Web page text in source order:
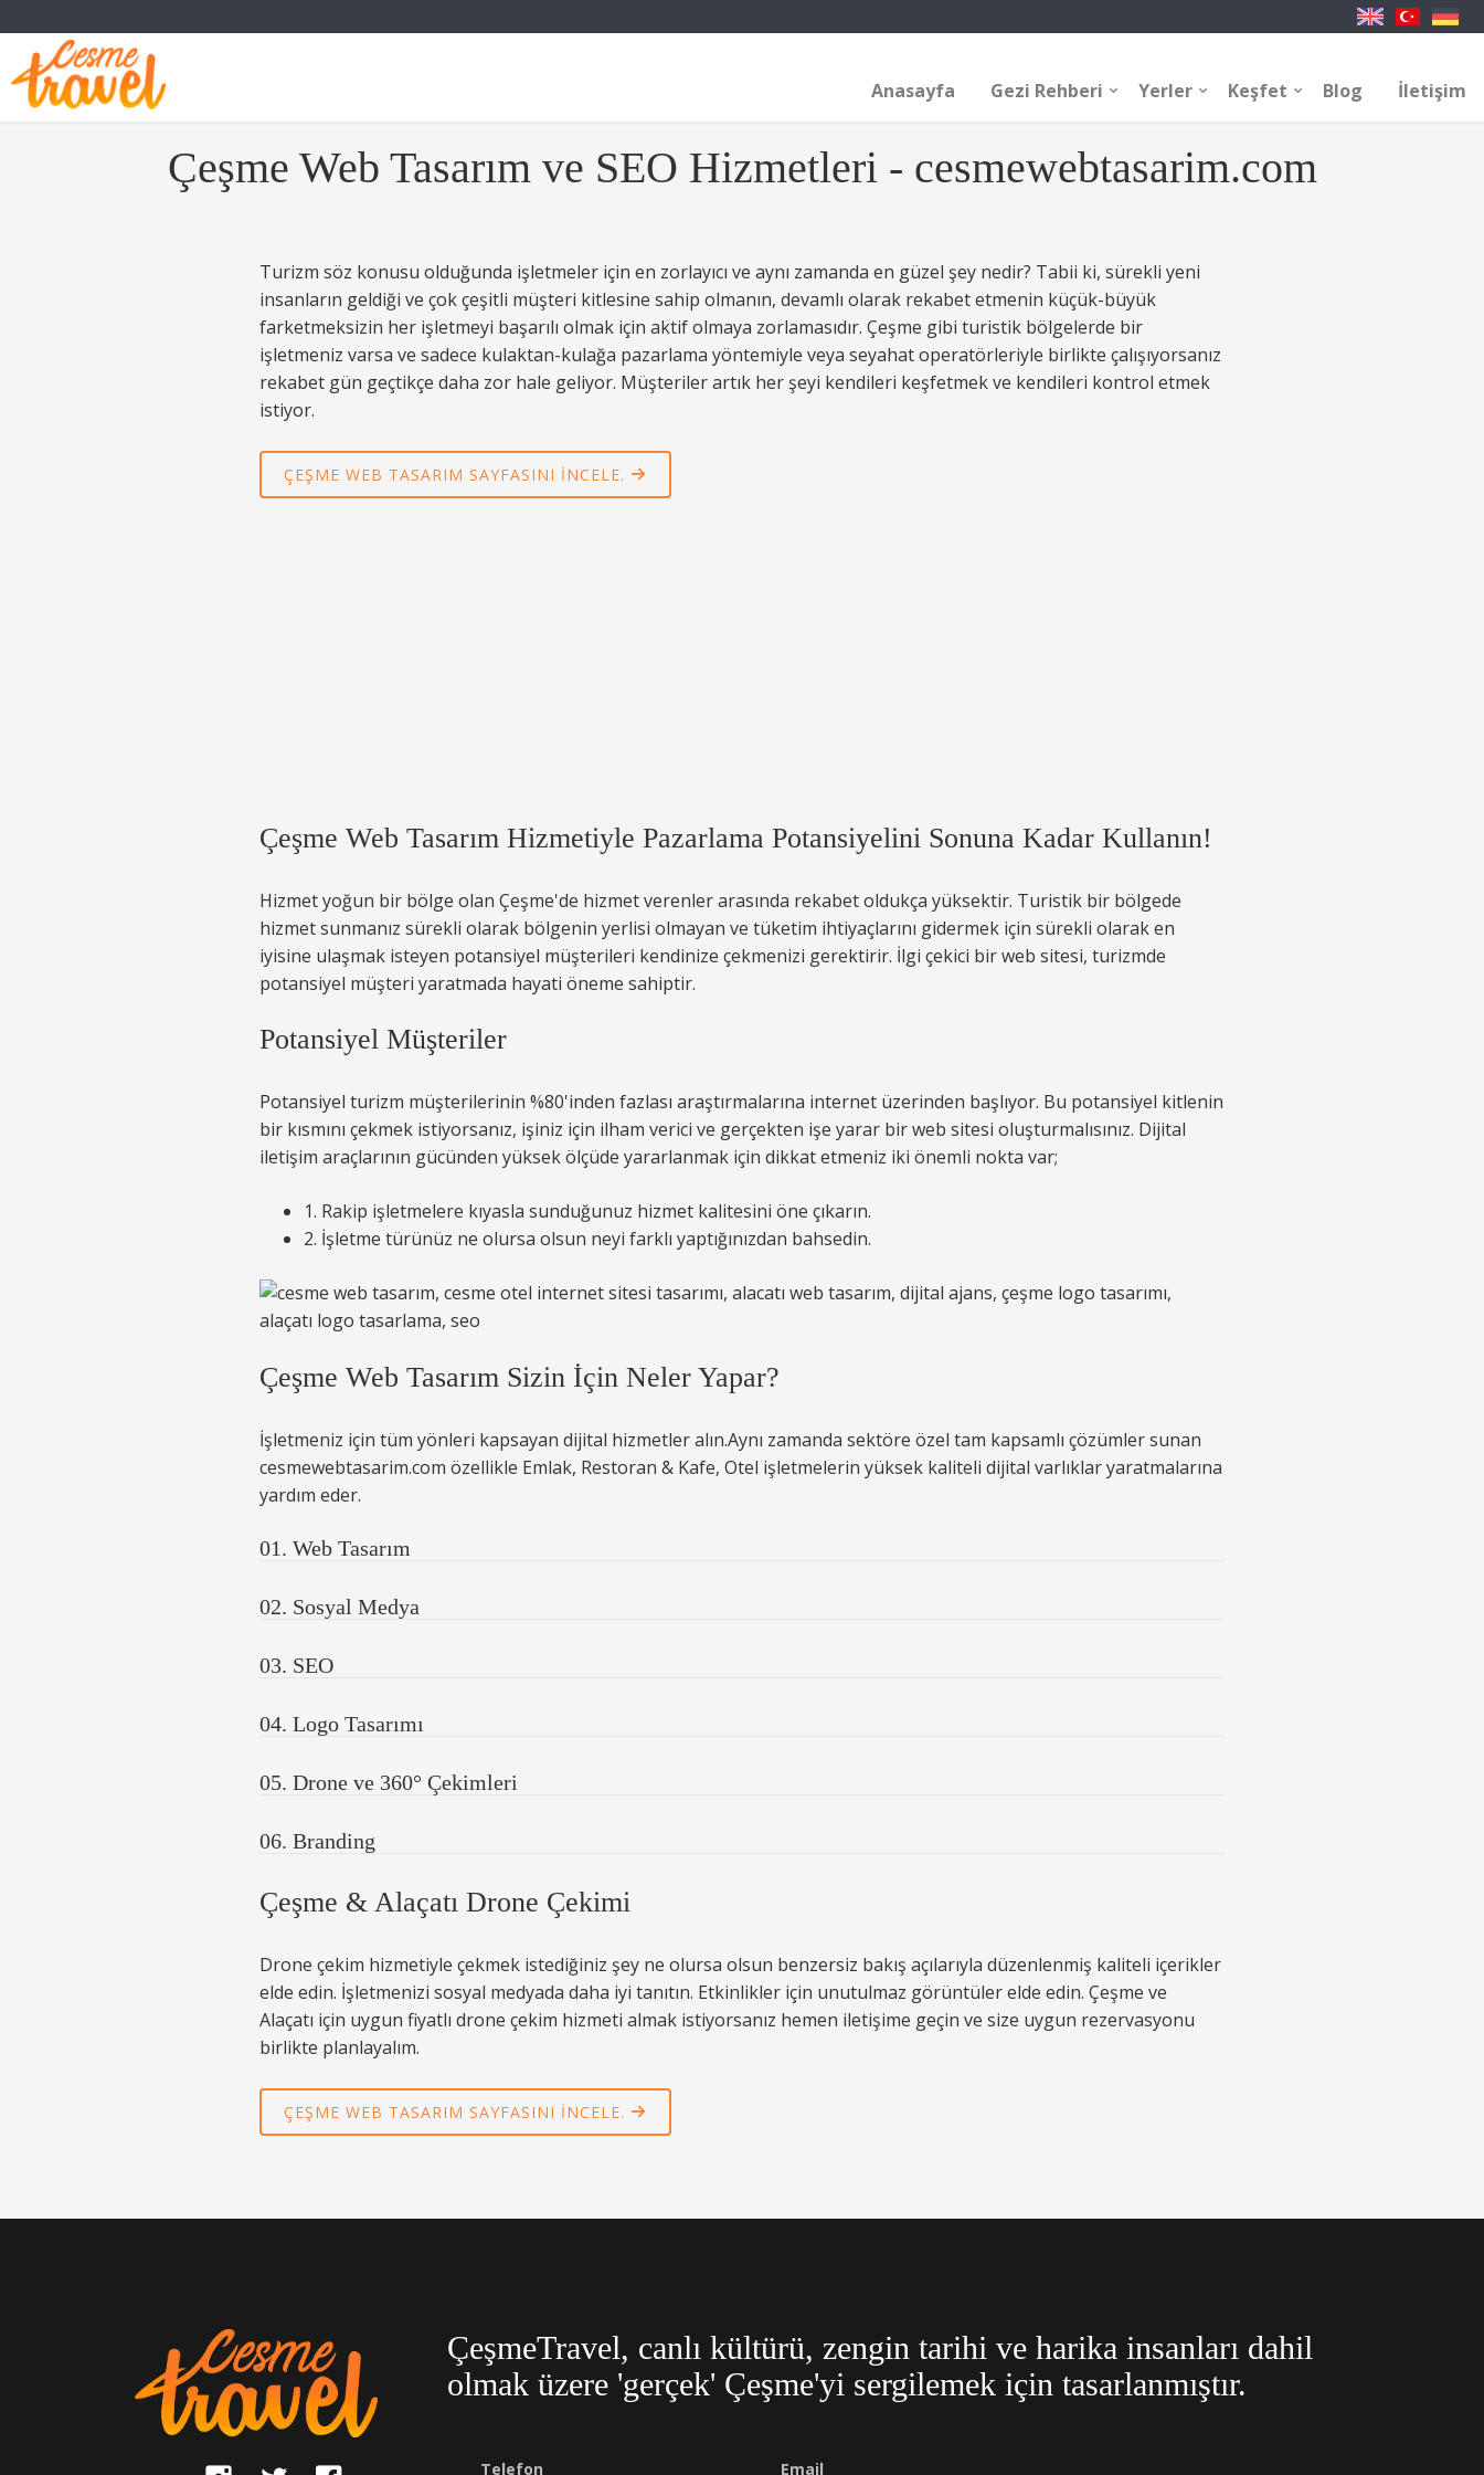
Anasayfa Gezi Rehberi Yerler Keşfet Blog İletişim
Çeşme Web Tasarım ve SEO Hizmetleri - cesmewebtasarim.com
Turizm söz konusu olduğunda işletmeler için en zorlayıcı ve aynı zamanda en güzel şey nedir? Tabii ki, sürekli yeni
insanların geldiği ve çok çeşitli müşteri kitlesine sahip olmanın, devamlı olarak rekabet etmenin küçük-büyük
farketmeksizin her işletmeyi başarılı olmak için aktif olmaya zorlamasıdır. Çeşme gibi turistik bölgelerde bir
işletmeniz varsa ve sadece kulaktan-kulağa pazarlama yöntemiyle veya seyahat operatörleriyle birlikte çalışıyorsanız
rekabet gün geçtikçe daha zor hale geliyor. Müşteriler artık her şeyi kendileri keşfetmek ve kendileri kontrol etmek
istiyor.
ÇEŞME WEB TASARIM SAYFASINI INCELE.
Çeşme Web Tasarım Hizmetiyle Pazarlama Potansiyelini Sonuna Kadar Kullanın!
Hizmet yoğun bir bölge olan Çeşme'de hizmet verenler arasında rekabet oldukça yüksektir. Turistik bir bölgede
hizmet sunmanız sürekli olarak bölgenin yerlisi olmayan ve tüketim ihtiyaçlarını gidermek için sürekli olarak en
iyisine ulaşmak isteyen potansiyel müşterileri kendinize çekmenizi gerektirir. İlgi çekici bir web sitesi, turizmde
potansiyel müşteri yaratmada hayati öneme sahiptir.
Potansiyel Müşteriler
Potansiyel turizm müşterilerinin %80'inden fazlası araştırmalarına internet üzerinden başlıyor. Bu potansiyel kitlenin
bir kısmını çekmek istiyorsanız, işiniz için ilham verici ve gerçekten işe yarar bir web sitesi oluşturmalısınız. Dijital
iletişim araçlarının gücünden yüksek ölçüde yararlanmak için dikkat etmeniz iki önemli nokta var;
1. Rakip işletmelere kıyasla sunduğunuz hizmet kalitesini öne çıkarın.
2. İşletme türünüz ne olursa olsun neyi farklı yaptığınızdan bahsedin.
Çeşme Web Tasarım Sizin İçin Neler Yapar?
İşletmeniz için tüm yönleri kapsayan dijital hizmetler alın.Aynı zamanda sektöre özel tam kapsamlı çözümler sunan
cesmewebtasarim.com özellikle Emlak, Restoran & Kafe, Otel işletmelerin yüksek kaliteli dijital varlıklar yaratmalarına
yardım eder.
01. Web Tasarım
02. Sosyal Medya
03. SEO
04. Logo Tasarımı
05. Drone ve 360° Çekimleri
06. Branding
Çeşme & Alaçatı Drone Çekimi
Drone çekim hizmetiyle çekmek istediğiniz şey ne olursa olsun benzersiz bakış açılarıyla düzenlenmiş kaliteli içerikler
elde edin. İşletmenizi sosyal medyada daha iyi tanıtın. Etkinlikler için unutulmaz görüntüler elde edin. Çeşme ve
Alaçatı için uygun fiyatlı drone çekim hizmeti almak istiyorsanız hemen iletişime geçin ve size uygun rezervasyonu
birlikte planlayalım.
ÇEŞME WEB TASARIM SAYFASINI INCELE.
ÇeşmeTravel, canlı kültürü, zengin tarihi ve harika insanları dahil
olmak üzere 'gerçek' Çeşme'yi sergilemek için tasarlanmıştır.
Telefon Email